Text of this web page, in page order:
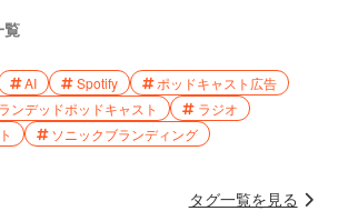
覧
AI Spotify
ポッドキャスト広告
ンデッドポッドキャスト
ラジオ
ソニックブランディング
タグ一覧を見る